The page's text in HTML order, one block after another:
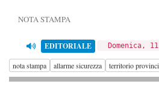
NOTA STAMPA
EDITORIALE Domenica,
nota stampa allarme sicurezza territorio